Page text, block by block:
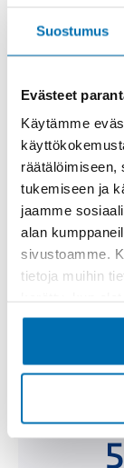
Suostumus
Evästeet
Käytämme
räätälöimiseen,
tukemiseen ja
jaamme
alan
sivustoamme.
tietoja muihin
Käsiraha tai
Suurempi